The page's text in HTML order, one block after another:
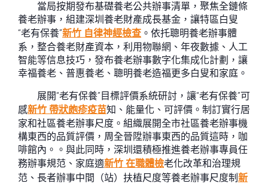
當局按期發布基礎養老公共辦事清單，聚焦全鏈條
養老辦事，組建深圳養老財產成長基金，讓特區白叟
“老有保養”新竹 自律神經檢查 。依托聰明養老辦事體
系，整合養老財產資本，利用物聯網、年夜數據、人工
智能等信息技巧，發布養老辦事數字化集成化計劃，讓
幸福養老、普惠養老、聰明養老造福更多白叟和家庭。
展開“老有保養”目標評價系統研討，讓“老有保養”可
感新竹 帶狀皰疹疫苗知、能量化、可評價。制訂實行居
家和社區養老辦事尺度。組織展開全市社區養老辦事機
構東西的品質評價，周全晉陞辦事東西的品質這時，咖
啡館內。。與此同時，深圳還積極推進養老辦事專員任
務辦事規范、家庭適新竹 在職體檢老化改革和治理規
范、長者辦事中間（站）扶植尺度等養老辦事尺度制 新